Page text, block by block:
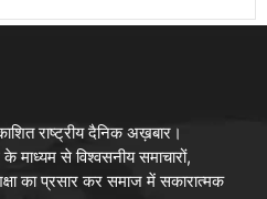
राष्ट्रीय दैनिक अख़बार।
माध्यम से विश्वसनीय समाचारों,
का प्रसार कर समाज में सकारात्मक